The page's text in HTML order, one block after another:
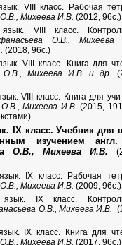
VIII класс. Рабочая
Михеева И.В. (2012, 96с.)
язык. VIII класс.
О.В., Михеева
(2018, 96с.)
VIII
класс. Книга для
О.В., Михеева И.В. и др.
VIII класс. Книга для
Михеева И.В. (2015,
IX класс. Учебник для
изучением
О.В., Михеева И.В.
IX класс. Рабочая
Михеева И.В. (2009, 96с.)
язык.
IXкласс.
О.В., Михеева И.В.
IX класс. Книга для
Михеева И.В. (2017, 96с.)